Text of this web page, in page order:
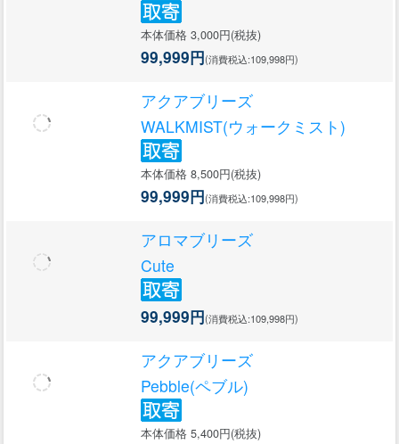
本体価格 3,000円(税抜)
99,999円(消費税込:109,998円)
アクアブリーズ
WALKMIST(ウォークミスト)
本体価格 8,500円(税抜)
99,999円(消費税込:109,998円)
アロマブリーズ
Cute
99,999円(消費税込:109,998円)
アクアブリーズ
Pebble(ペブル)
本体価格 5,400円(税抜)